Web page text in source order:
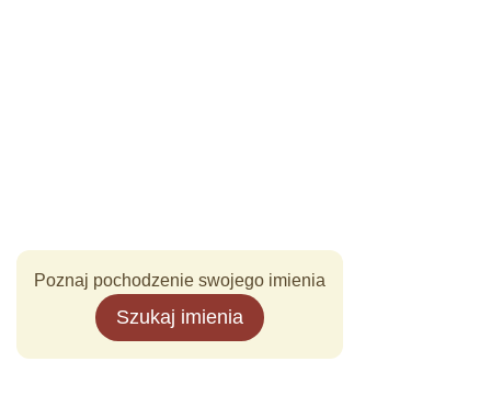
Poznaj pochodzenie swojego imienia
Szukaj imienia